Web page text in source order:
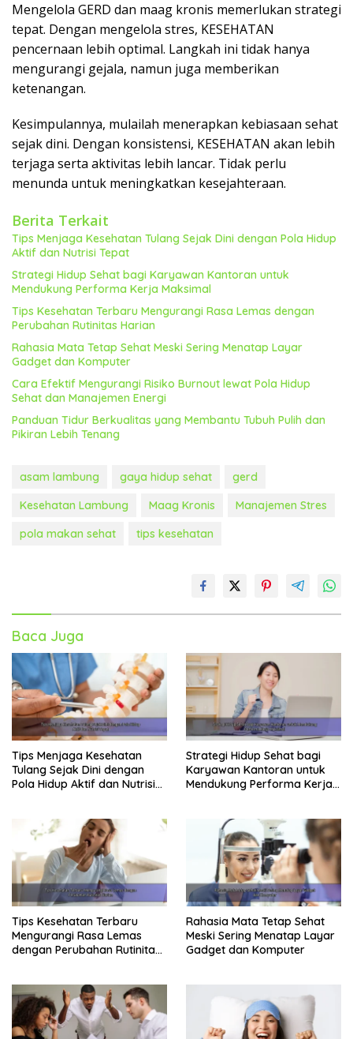
Mengelola GERD dan maag kronis memerlukan strategi
tepat. Dengan mengelola stres, KESEHATAN
pencernaan lebih optimal. Langkah ini tidak hanya
mengurangi gejala, namun juga memberikan
ketenangan.
Kesimpulannya, mulailah menerapkan kebiasaan sehat
sejak dini. Dengan konsistensi, KESEHATAN akan lebih
terjaga serta aktivitas lebih lancar. Tidak perlu
menunda untuk meningkatkan kesejahteraan.
Berita Terkait
Tips Menjaga Kesehatan Tulang Sejak Dini dengan Pola Hidup
Aktif dan Nutrisi Tepat
Strategi Hidup Sehat bagi Karyawan Kantoran untuk
Mendukung Performa Kerja Maksimal
Tips Kesehatan Terbaru Mengurangi Rasa Lemas dengan
Perubahan Rutinitas Harian
Rahasia Mata Tetap Sehat Meski Sering Menatap Layar
Gadget dan Komputer
Cara Efektif Mengurangi Risiko Burnout lewat Pola Hidup
Sehat dan Manajemen Energi
Panduan Tidur Berkualitas yang Membantu Tubuh Pulih dan
Pikiran Lebih Tenang
asam lambung gaya hidup sehat
gerd
Kesehatan Lambung
Maag Kronis
Manajemen Stres
pola makan sehat
tips kesehatan
Baca Juga
Tips Menjaga Kesehatan
Tulang Sejak Dini dengan
Pola Hidup Aktif dan Nutrisi
Strategi Hidup Sehat bagi
Karyawan Kantoran untuk
Mendukung Performa Kerja
Tips Kesehatan Terbaru
Mengurangi Rasa Lemas
dengan Perubahan Rutinitas
Rahasia Mata Tetap Sehat
Meski Sering Menatap Layar
Gadget dan Komputer